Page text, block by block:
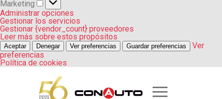
Marketing
Administrar opciones
Gestionar los servicios
Gestionar {vendor_count} proveedores
Leer más sobre estos propósitos
Aceptar Denegar Ver preferencias Guardar preferencias
Ver
preferencias
Política de cookies